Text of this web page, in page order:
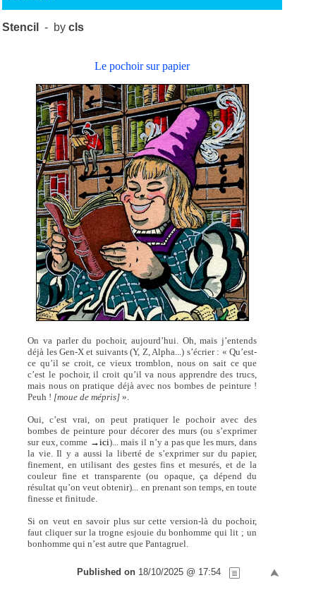
Stencil - bycls
Le pochoir sur papier
On va parler du pochoir, aujourd’hui. Oh, mais j’entends
déjà les Gen-X et suivants (Y, Z, Alpha...) s’écrier : « Qu’est-
ce qu’il se croit, ce vieux tromblon, nous on sait ce que
c’est le pochoir, il croit qu’il va nous apprendre des trucs,
mais nous on pratique déjà avec nos bombes de peinture !
Peuh ! [moue de mépris] ».
Oui, c’est vrai, on peut pratiquer le pochoir avec des
bombes de peinture pour décorer des murs (ou s’exprimer
sur eux, comme →ici)... mais il n’y a pas que les murs, dans
la vie. Il y a aussi la liberté de s’exprimer sur du papier,
finement, en utilisant des gestes fins et mesurés, et de la
couleur fine et transparente (ou opaque, ça dépend du
résultat qu’on veut obtenir)... en prenant son temps, en toute
finesse et finitude.
Si on veut en savoir plus sur cette version-là du pochoir,
faut cliquer sur la trogne esjouie du bonhomme qui lit ; un
bonhomme qui n’est autre que Pantagruel.
Published on 18/10/2025 @ 17:54